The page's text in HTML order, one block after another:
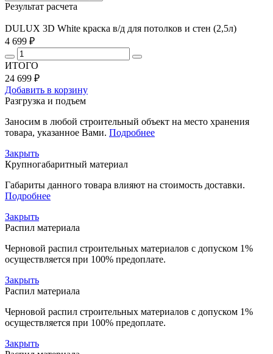
Результат расчета
DULUX 3D White краска в/д для потолков и стен (2,5л)
4 699 ₽
ИТОГО
24 699 ₽
Добавить в корзину
Разгрузка и подъем
Заносим в любой строительный объект на место хранения
товара, указанное Вами. Подробнее
Закрыть
Крупногабаритный материал
Габариты данного товара влияют на стоимость доставки.
Подробнее
Закрыть
Распил материала
Черновой распил строительных материалов с допуском 1%
осуществляется при 100% предоплате.
Закрыть
Распил материала
Черновой распил строительных материалов с допуском 1%
осуществляется при 100% предоплате.
Закрыть